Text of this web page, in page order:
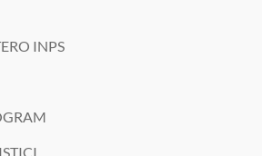
INPS